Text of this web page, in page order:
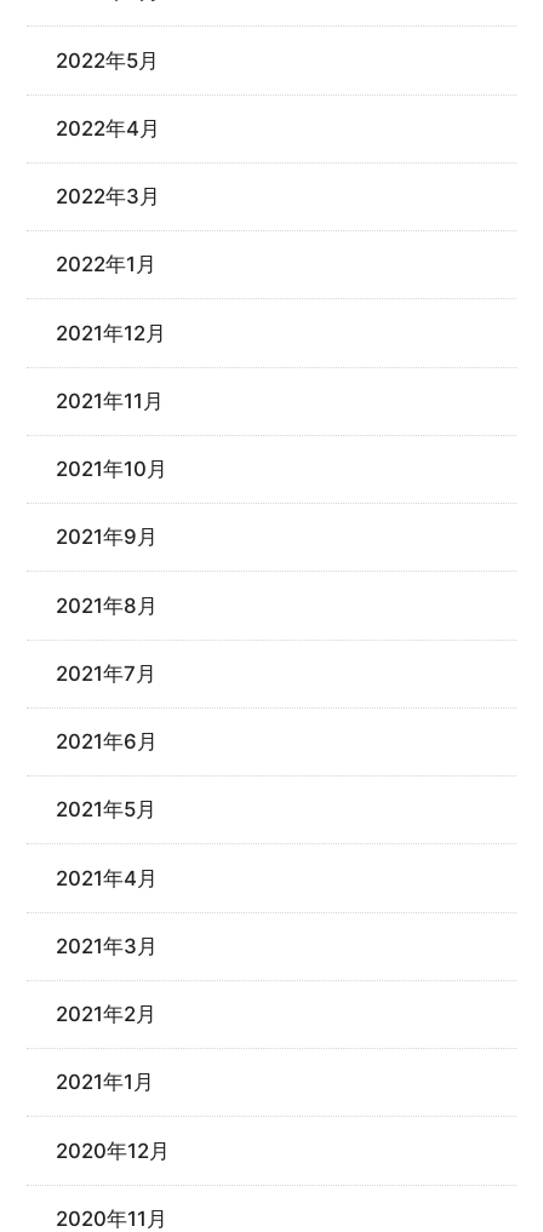
2022年5月
2022年4月
2022年3月
2022年1月
2021年12月
2021年11月
2021年10月
2021年9月
2021年8月
2021年7月
2021年6月
2021年5月
2021年4月
2021年3月
2021年2月
2021年1月
2020年12月
2020年11月